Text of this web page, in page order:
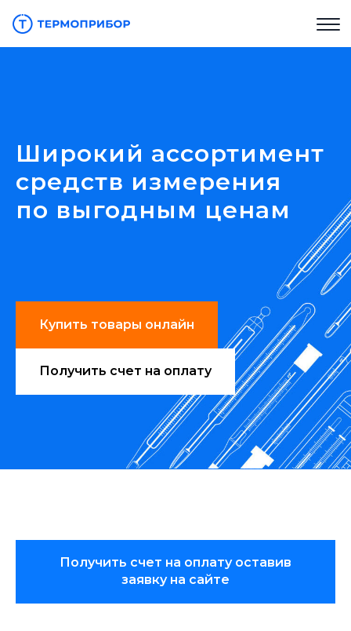
Широкий ассортимент
средств измерения
по выгодным ценам
Купить товары онлайн
Получить счет на оплату
Получить счет на оплату оставив
заявку на сайте